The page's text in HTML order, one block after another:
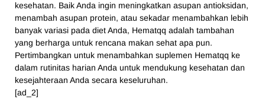
kesehatan. Baik Anda ingin meningkatkan asupan antioksidan,
menambah asupan protein, atau sekadar menambahkan lebih
banyak variasi pada diet Anda, Hematqq adalah tambahan
yang berharga untuk rencana makan sehat apa pun.
Pertimbangkan untuk menambahkan suplemen Hematqq ke
dalam rutinitas harian Anda untuk mendukung kesehatan dan
kesejahteraan Anda secara keseluruhan.
[ad_2]